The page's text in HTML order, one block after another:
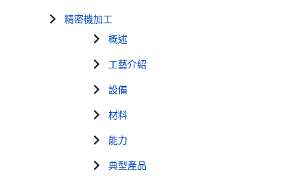
精密機加工
概述
工藝介紹
設備
材料
能力
典型產品